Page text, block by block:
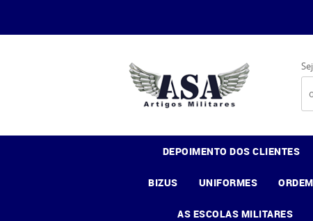
DEPOIMENTO DOS CLIENTES
BIZUS UNIFORMES
AS ESCOLAS MILITARES